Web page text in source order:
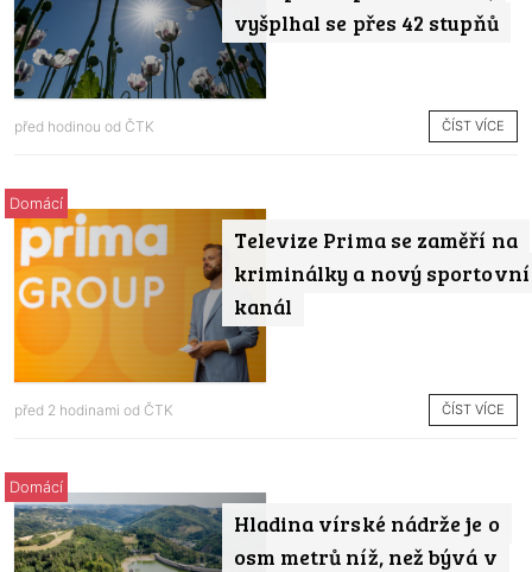
vyšplhal se přes 42 stupňů
před hodinou od ČTK ČÍST VÍCE
Televize Prima se zaměří na
kriminálky a nový sportovní
kanál
Domácí
před 2 hodinami od ČTK ČÍST VÍCE
Hladina vírské nádrže je o
osm metrů níž, než bývá v
Domácí